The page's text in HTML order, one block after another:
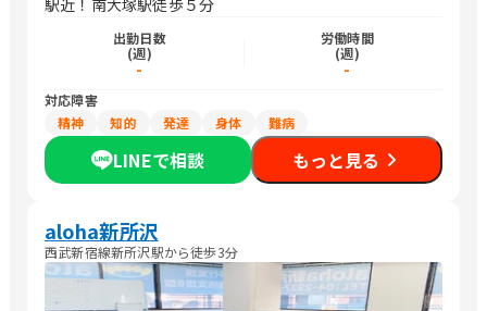
駅近！南大塚駅徒歩５分
出勤日数
(週)
-
労働時間
(週)
-
対応障害
精神
知的 発達 身体 難病
LINEで相談 もっと見る
aloha新所沢
西武新宿線新所沢駅から徒歩3分